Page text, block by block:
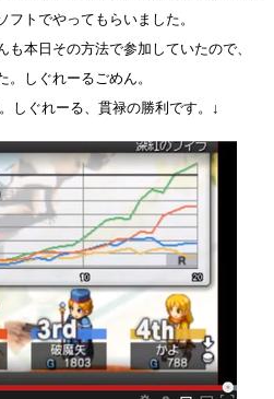
フトでやってもらいました。
も本日その方法で参加していたので、
。しぐれーるごめん。
しぐれーる、貫禄の勝利です。↓